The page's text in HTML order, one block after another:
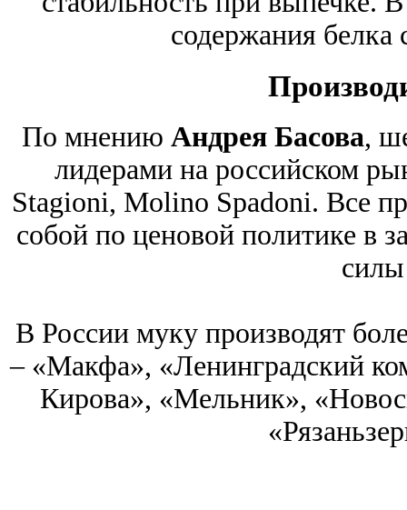
содержания белка
По мнению Андрея Басова,
лидерами на российском
Stagioni, Molino Spadoni. Все
собой по ценовой политике в
В России муку производят
‒ «Макфа», «Ленинградский
Кирова», «Мельник»,